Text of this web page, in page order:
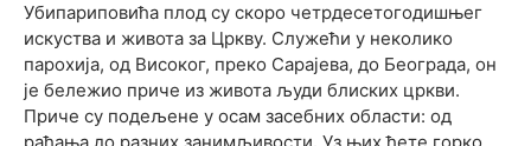
Убипариповића плод су скоро четрдесетогодишњег
искуства и живота за Цркву. Служећи у неколико
парохија, од Високог, преко Сарајева, до Београда, он
је бележио приче из живота људи блиских цркви.
Приче су подељене у осам засебних области: од